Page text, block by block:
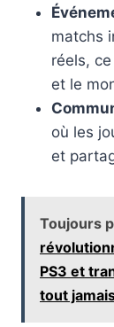
matchs
réels,
et le
où les
et
Toujours
PS3 et
tout